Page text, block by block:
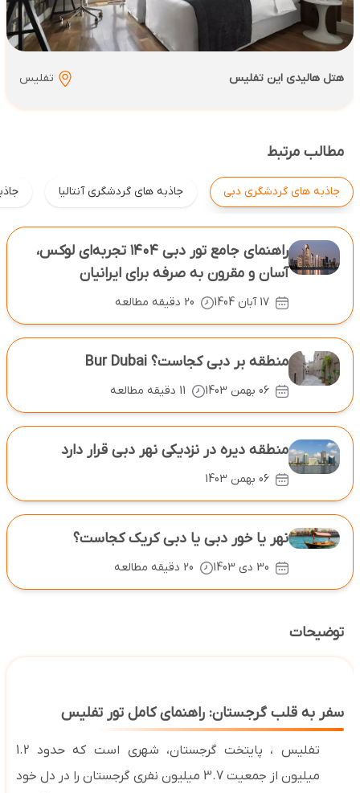
هتل هالیدی این تفلیس تفلیس
مطالب مرتبط
جاذبه های گردشگری دبی جاذبه های گردشگری آنتالیا
راهنمای جامع تور دبی ۱۴۰۴ تجربه‌ای لوکس،
آسان و مقرون ‌به‌ صرفه برای ایرانیان
17 آبان 1404 20 دقیقه مطالعه
منطقه بر دبی کجاست؟ Bur Dubai
06 بهمن 1403
منطقه دیره در نزدیکی نهر دبی قرار دارد
06 بهمن 1403
نهر یا خور دبی یا دبی کریک کجاست؟
30 دی 1403 20 دقیقه مطالعه
توضیحات
سفر به قلب گرجستان: راهنمای کامل تور تفلیس
تفلیس ، پایتخت گرجستان، شهری است که حدود 1.2
میلیون از جمعیت 3.7 میلیون نفری گرجستان را در دل خود